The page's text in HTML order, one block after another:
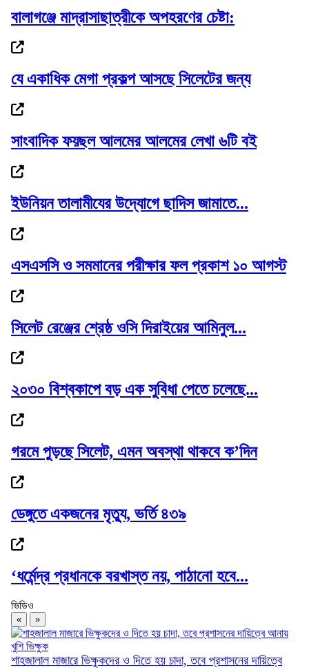
দেড় মাসের মধ্যে সর্বোচ্চে স্বর্ণের দাম
বাণিজ্যমন্ত্রীর সঙ্গে অস্ট্রেলিয়ার...
রোমে লেবানন-ইসরাইল সপ্তম দফার চূড়ান্ত বৈঠক,...
আবারও লন্ডন যাচ্ছেন ইলিয়াস: রোজিনা
১ কিলোমিটার কাদা-পানি পেরিয়ে পলাতক...
১৮নং ওয়ার্ড বিএনপির উদ্যোগে মতবিনিময় ও...
বালাগঞ্জে মাদ্রাসাছাত্রীকে অপহরণের চেষ্টা:
যে একাধিক মেগা প্রকল্প আসছে সিলেটের জন্য
সাংবাদিক ফয়ছল আলমের আলমের লেখা ৬টি বই
ইউনিয়ন তালামীযের উদ্যোগে ছাদিস জামাতে...
এসএসসি ও সমমানের পরীক্ষার ফল প্রকাশ ১০ আগস্ট
সিলেট রেঞ্জের শ্রেষ্ঠ ওসি দিরাইয়ের আমিনুল...
২০৩০ বিশ্বকাপে বড় এক সুবিধা পেতে চলেছে...
গরমে পুড়ছে সিলেট, এমন অবস্থা থাকবে ক’দিন
ডেঙ্গুতে একজনের মৃত্যু, ভর্তি ৪৩৯
‘ধর্মেন্দ্র প্রধানকে বরখাস্ত নয়, পাঠানো হবে...
ভিডিও
« »
শাহজালাল মাজারে ভিক্ষুকদের ও দিতে হয় চাদা, তবে প্রশাসনের দায়িত্বে